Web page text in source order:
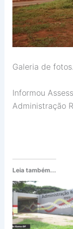
Galeria de fotos.
Informou
Administração
Leia também...